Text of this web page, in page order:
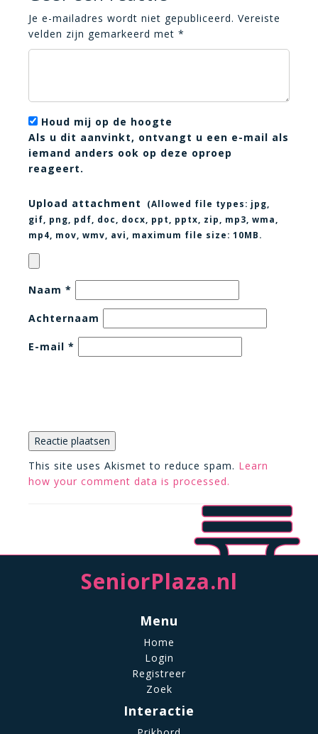
Je e-mailadres wordt niet gepubliceerd. Vereiste
velden zijn gemarkeerd met *
Houd mij op de hoogte
Als u dit aanvinkt, ontvangt u een e-mail als
iemand anders ook op deze oproep
reageert.
Upload attachment (Allowed file types: jpg,
gif, png, pdf, doc, docx, ppt, pptx, zip, mp3, wma,
mp4, mov, wmv, avi
, maximum file size: 10MB.
Naam *
Achternaam
E-mail *
This site uses Akismet to reduce spam. Learn
how your comment data is processed.
SeniorPlaza.nl
Menu
Home
Login
Registreer
Zoek
Interactie